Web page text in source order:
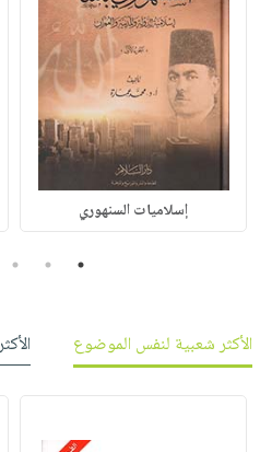
إسلاميات السنهوري
1
2
3
الأكثر شعبية لنفس الموضوع